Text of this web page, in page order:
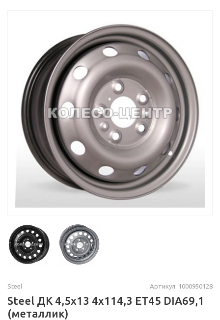
Steel Артикул: 1000950128
Steel ДК 4,5x13 4x114,3 ET45 DIA69,1
(металлик)